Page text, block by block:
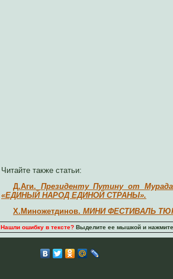
Читайте также статьи:
Д.Аги. Президенту Путину от
«ЕДИНЫЙ НАРОД ЕДИНОЙ СТРАНЫ».
Х.Миножетдинов. МИНИ ФЕСТИВАЛЬ
Нашли ошибку в тексте?Выделите ее мышкой и нажмите